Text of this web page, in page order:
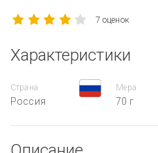
7 оценок
Характеристики
Страна
Россия
Мера
70 г